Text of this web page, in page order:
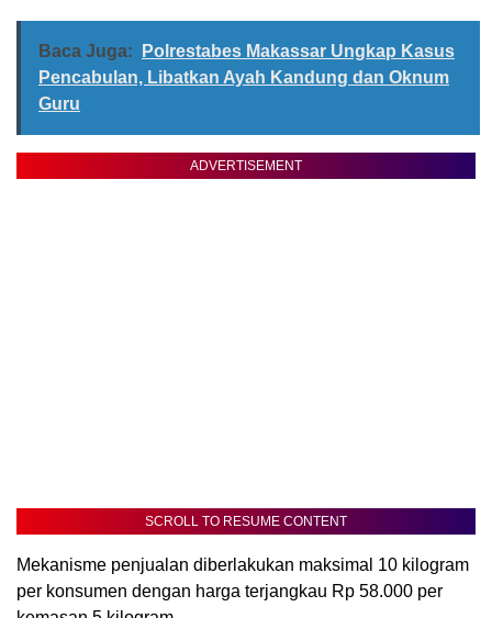
Baca Juga:
Polrestabes Makassar Ungkap Kasus
Pencabulan, Libatkan Ayah Kandung dan Oknum
Guru
ADVERTISEMENT
SCROLL TO RESUME CONTENT
Mekanisme penjualan diberlakukan maksimal 10 kilogram
per konsumen dengan harga terjangkau Rp 58.000 per